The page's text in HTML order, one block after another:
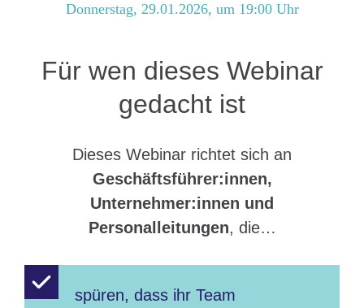
Donnerstag, 29.01.2026, um 19:00Uhr
Für wen dieses Webinar
gedacht ist
Dieses Webinar richtet sich an
Geschäftsführer:innen,
Unternehmer:innen und
Personalleitungen, die…
spüren, dass ihr Team